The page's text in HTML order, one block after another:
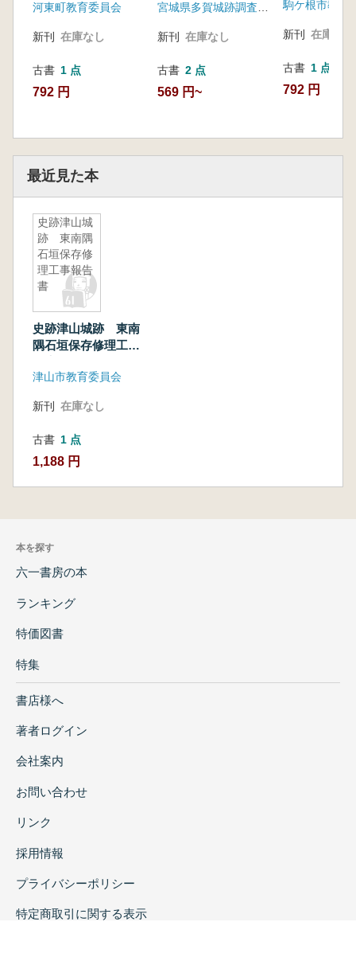
河東町教育委員会
新刊 在庫なし
古書 1 点
792 円
宮城県多賀城跡調査研究所
新刊 在庫なし
古書 2 点
569 円~
新刊 在庫なし
古書 1 点
792 円
最近見た本
史跡津山城
跡 東南隅
石垣保存修
理工事報告
書
史跡津山城跡 東南
隅石垣保存修理工事
津山市教育委員会
新刊 在庫なし
古書 1 点
1,188 円
本を探す
六一書房の本
ランキング
特価図書
特集
書店様へ
著者ログイン
会社案内
お問い合わせ
リンク
採用情報
プライバシーポリシー
特定商取引に関する表示